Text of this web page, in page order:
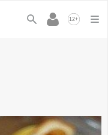
12+